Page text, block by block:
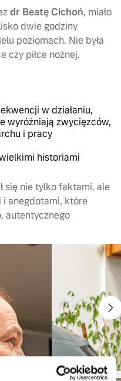
dr Beatę Cichoń, miało
dwie godziny
poziomach. Nie była
czy piłce nożnej.
w działaniu,
wyróżniają zwycięzców,
i pracy
historiami
się nie tylko faktami, ale
anegdotami, które
autentycznego